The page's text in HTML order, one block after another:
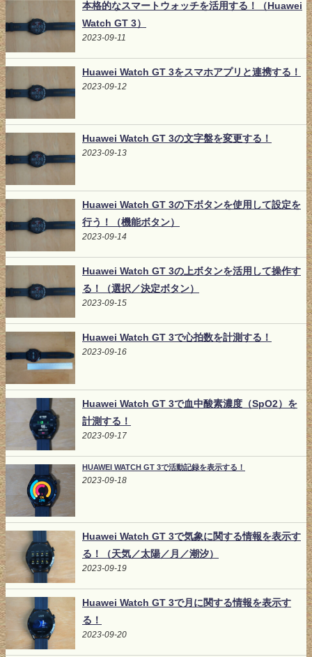
本格的なスマートウォッチを活用する！（Huawei
Watch GT 3）
2023-09-11
Huawei Watch GT 3をスマホアプリと連携する！
2023-09-12
Huawei Watch GT 3の文字盤を変更する！
2023-09-13
Huawei Watch GT 3の下ボタンを使用して設定を
行う！（機能ボタン）
2023-09-14
Huawei Watch GT 3の上ボタンを活用して操作す
る！（選択／決定ボタン）
2023-09-15
Huawei Watch GT 3で心拍数を計測する！
2023-09-16
Huawei Watch GT 3で血中酸素濃度（SpO2）を
計測する！
2023-09-17
HUAWEI WATCH GT 3で活動記録を表示する！
2023-09-18
Huawei Watch GT 3で気象に関する情報を表示す
る！（天気／太陽／月／潮汐）
2023-09-19
Huawei Watch GT 3で月に関する情報を表示す
る！
2023-09-20